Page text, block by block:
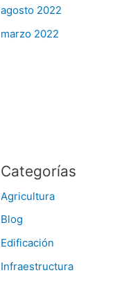
agosto 2022
marzo 2022
Categorías
Agricultura
Blog
Edificación
Infraestructura